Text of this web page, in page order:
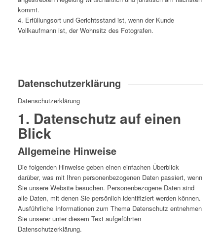
kommt.
4. Erfüllungsort und Gerichtsstand ist, wenn der Kunde
Vollkaufmann ist, der Wohnsitz des Fotografen.
Datenschutzerklärung
Datenschutzerklärung
1. Datenschutz auf einen
Blick
Allgemeine Hinweise
Die folgenden Hinweise geben einen einfachen Überblick
darüber, was mit Ihren personenbezogenen Daten passiert, wenn
Sie unsere Website besuchen. Personenbezogene Daten sind
alle Daten, mit denen Sie persönlich identifiziert werden können.
Ausführliche Informationen zum Thema Datenschutz entnehmen
Sie unserer unter diesem Text aufgeführten
Datenschutzerklärung.